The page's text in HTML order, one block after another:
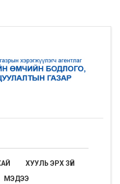
ХУУЛЬ ЭРХ ЗҮЙ
МЭДЭЭ